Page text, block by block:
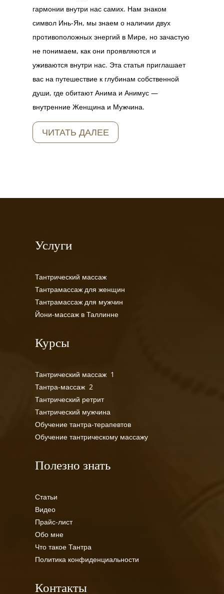
гармонии внутри нас самих. Нам знаком
символ Инь-Ян, мы знаем о наличии двух
противоположных энергий в Мире, но зачастую
не понимаем, как они проявляются и
уживаются внутри нас. Эта статья приглашает
вас на путешествие к глубинам собственной
души, где обитают Анима и Анимус —
внутренние Женщина и Мужчина.
ЧИТАТЬ ДАЛЕЕ
Услуги
Тантрический массаж
Тантрамассаж для женщин
Тантрамассаж для мужчин
Йони-массаж в Таллинне
Курсы
Тантрический массаж 1
Тантра-массаж 2
Тантрический ретрит
Тантрический мужчина
Обучение тантра-терапевтов
Обучение тантрическому массажу
Полезно знать
Статьи
Видео
Прайс-лист
Обо мне
Что такое Тантра
Политика конфиденциальности
Контакты